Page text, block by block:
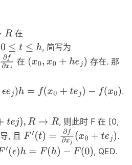
在
, 简写为
∂f∂xj
在 (x0,x0+ he j)
存在. 那
)h=f(x0+t ej)−f( x0 ) .
→R
, 则此时 F 在 [0,
, 且 F′( t)= ∂f∂ xj(x0+te j)
.
′(ϵ)h=F (h) −F(0) , QED.